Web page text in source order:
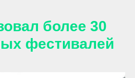
более 30
фестивалей